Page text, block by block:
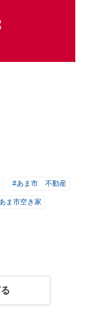
#あま市 不動産
ま市空き家